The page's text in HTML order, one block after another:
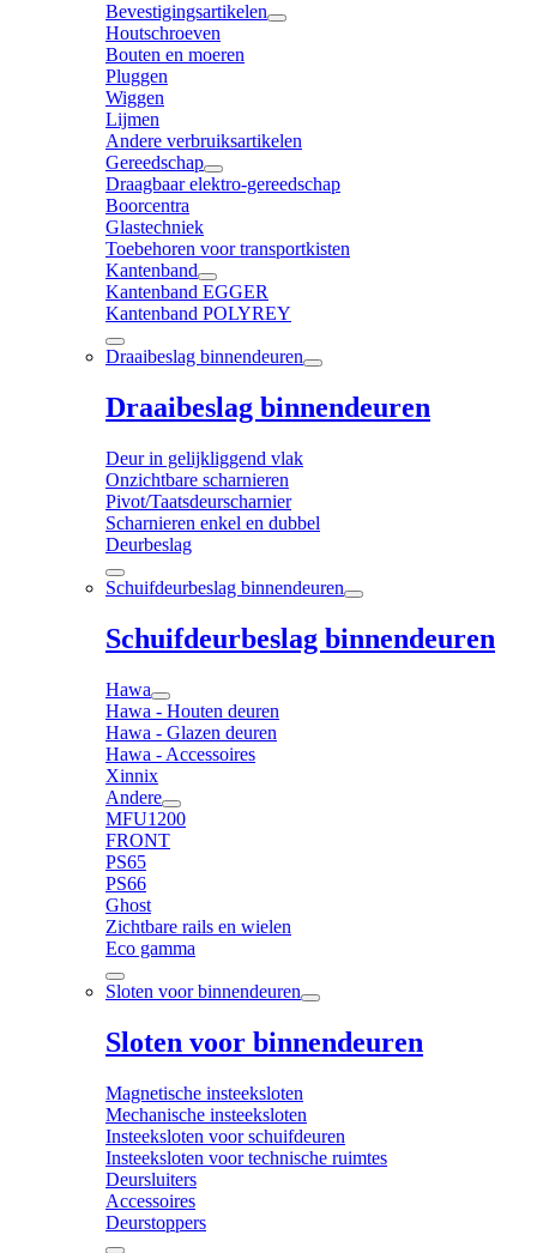
Bevestigingsartikelen
Houtschroeven
Bouten en moeren
Pluggen
Wiggen
Lijmen
Andere verbruiksartikelen
Gereedschap
Draagbaar elektro-gereedschap
Boorcentra
Glastechniek
Toebehoren voor transportkisten
Kantenband
Kantenband EGGER
Kantenband POLYREY
Draaibeslag binnendeuren
Draaibeslag binnendeuren
Deur in gelijkliggend vlak
Onzichtbare scharnieren
Pivot/Taatsdeurscharnier
Scharnieren enkel en dubbel
Deurbeslag
Schuifdeurbeslag binnendeuren
Schuifdeurbeslag binnendeuren
Hawa
Hawa - Houten deuren
Hawa - Glazen deuren
Hawa - Accessoires
Xinnix
Andere
MFU1200
FRONT
PS65
PS66
Ghost
Zichtbare rails en wielen
Eco gamma
Sloten voor binnendeuren
Sloten voor binnendeuren
Magnetische insteeksloten
Mechanische insteeksloten
Insteeksloten voor schuifdeuren
Insteeksloten voor technische ruimtes
Deursluiters
Accessoires
Deurstoppers